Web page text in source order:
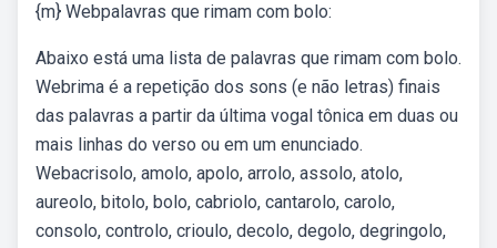
{m} Webpalavras que rimam com bolo:
Abaixo está uma lista de palavras que rimam com bolo.
Webrima é a repetição dos sons (e não letras) finais
das palavras a partir da última vogal tônica em duas ou
mais linhas do verso ou em um enunciado.
Webacrisolo, amolo, apolo, arrolo, assolo, atolo,
aureolo, bitolo, bolo, cabriolo, cantarolo, carolo,
consolo, controlo, crioulo, decolo, degolo, degringolo,